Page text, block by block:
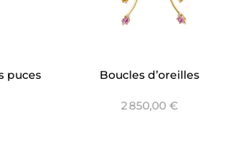
puces
Boucles d’oreilles
Jaune et Saphirs - Baia
2 850,00 €